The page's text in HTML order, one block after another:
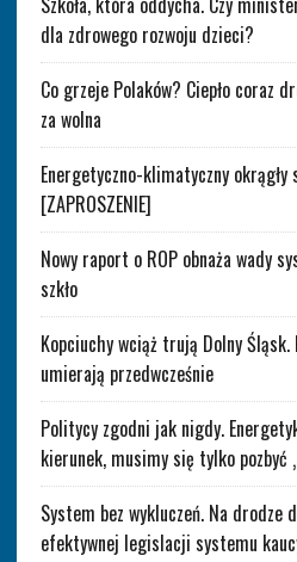
dla zdrowego rozwoju dzieci?
Co grzeje Polaków? Ciepło coraz
za wolna
Energetyczno-klimatyczny okrągły
[ZAPROSZENIE]
Nowy raport o ROP obnaża wady
szkło
Kopciuchy wciąż trują Dolny
umierają przedwcześnie
Politycy zgodni jak nigdy.
kierunek, musimy się tylko pozbyć
System bez wykluczeń. Na drodze
efektywnej legislacji systemu